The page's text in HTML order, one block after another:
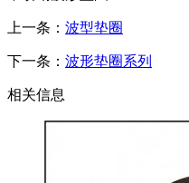
上一条： 波型垫圈
下一条： 波形垫圈系列
相关信息